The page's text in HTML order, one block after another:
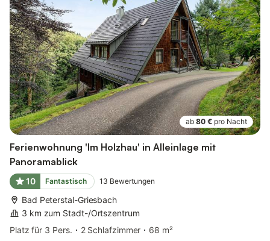
ab 80 € pro Nacht
Ferienwohnung 'Im Holzhau' in Alleinlage mit
Panoramablick
10 Fantastisch 13 Bewertungen
Bad Peterstal-Griesbach
3 km zum Stadt-/Ortszentrum
Platz für 3 Pers.
2 Schlafzimmer
68 m²